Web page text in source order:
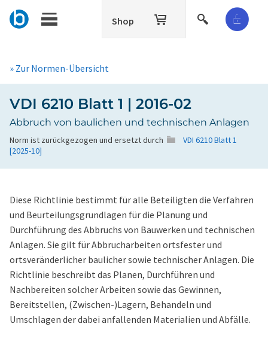
Shop
» Zur Normen-Übersicht
VDI 6210 Blatt 1 | 2016-02
Abbruch von baulichen und technischen Anlagen
Norm ist zurückgezogen und ersetzt durch
VDI 6210 Blatt 1
[2025-10]
Diese Richtlinie bestimmt für alle Beteiligten die Verfahren
und Beurteilungsgrundlagen für die Planung und
Durchführung des Abbruchs von Bauwerken und technischen
Anlagen. Sie gilt für Abbrucharbeiten ortsfester und
ortsveränderlicher baulicher sowie technischer Anlagen. Die
Richtlinie beschreibt das Planen, Durchführen und
Nachbereiten solcher Arbeiten sowie das Gewinnen,
Bereitstellen, (Zwischen-)Lagern, Behandeln und
Umschlagen der dabei anfallenden Materialien und Abfälle.